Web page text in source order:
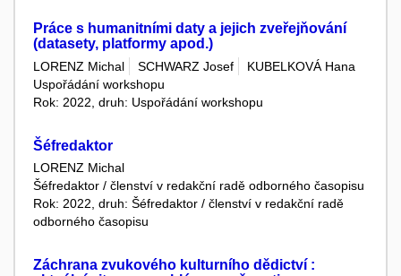
Práce s humanitními daty a jejich zveřejňování
(datasety, platformy apod.)
LORENZ Michal SCHWARZ Josef
KUBELKOVÁ Hana
Uspořádání workshopu
Rok: 2022, druh: Uspořádání workshopu
Šéfredaktor
LORENZ Michal
Šéfredaktor / členství v redakční radě odborného časopisu
Rok: 2022, druh: Šéfredaktor / členství v redakční radě
odborného časopisu
Záchrana zvukového kulturního dědictví :